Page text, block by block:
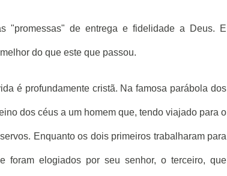
"promessas" de entrega e fidelidade a Deus. E
do que este que passou.
é profundamente cristã. Na famosa parábola dos
dos céus a um homem que, tendo viajado para o
Enquanto os dois primeiros trabalharam para
foram elogiados por seu senhor, o terceiro, que